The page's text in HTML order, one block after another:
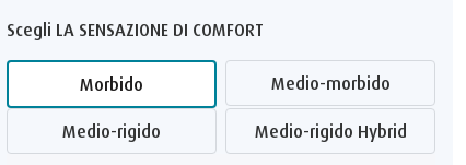
Scegli LA SENSAZIONE DI COMFORT
Morbido Medio-morbido
Medio-rigido Medio-rigido Hybrid